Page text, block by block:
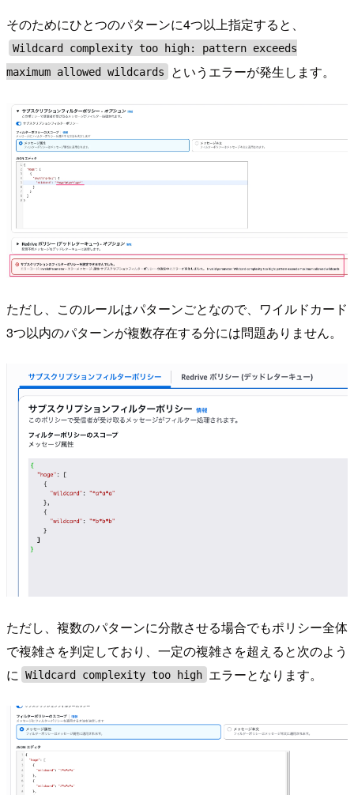
そのためにひとつのパターンに4つ以上指定すると、
Wildcard complexity too high: pattern exceeds
maximum allowed wildcards
というエラーが発生します。
ただし、このルールはパターンごとなので、ワイルドカード
3つ以内のパターンが複数存在する分には問題ありません。
ただし、複数のパターンに分散させる場合でもポリシー全体
で複雑さを判定しており、一定の複雑さを超えると次のよう
に Wildcard complexity too high エラーとなります。